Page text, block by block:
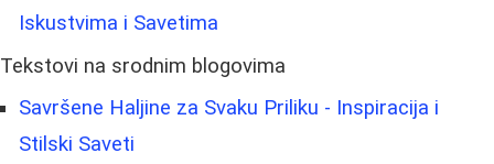
Iskustvima i Savetima
Tekstovi na srodnim blogovima
Savršene Haljine za Svaku Priliku - Inspiracija i
Stilski Saveti